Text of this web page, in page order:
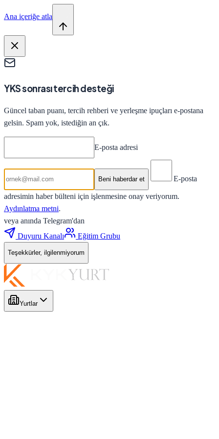
Ana içeriğe atla
YKS sonrası tercih desteği
Güncel taban puanı, tercih rehberi ve yerleşme ipuçları e-postana
gelsin. Spam yok, istediğin an çık.
E-posta adresi
Beni haberdar et E-posta
adresimin haber bülteni için işlenmesine onay veriyorum.
Aydınlatma metni.
veya anında Telegram'dan
Duyuru Kanalı
Eğitim Grubu
Teşekkürler, ilgilenmiyorum
Yurtlar